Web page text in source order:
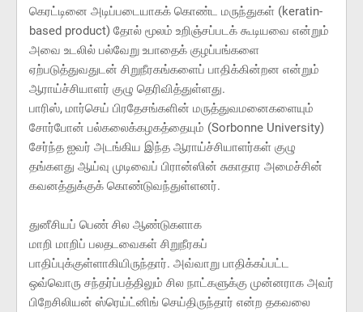
கெரட்டினை அடிப்படையாகக் கொண்ட மருந்துகள் (keratin-
based product) தோல் மூலம் உறிஞ்சப்படக் கூடியவை என்றும்
அவை உடலில் பல்வேறு உபாதைக் குழப்பங்களை
ஏற்படுத்துவதுடன் சிறுநீரகங்களைப் பாதிக்கின்றன என்றும்
ஆராய்ச்சியாளர் குழு தெரிவித்துள்ளது.
பாரிஸ், மார்செய் பிரதேசங்களின் மருத்துவமனைகளையும்
சோர்போன் பல்கலைக்கழகத்தையும் (Sorbonne University)
சேர்ந்த ஐவர் அடங்கிய இந்த ஆராய்ச்சியாளர்கள் குழு
தங்களது ஆய்வு முடிவைப் பிரான்ஸின் சுகாதார அமைச்சின்
கவனத்துக்குக் கொண்டுவந்துள்ளனர்.
துனீசியப் பெண் சில ஆண்டுகளாக
மாறி மாறிப் பலதடவைகள் சிறுநீரகப்
பாதிப்புக்குள்ளாகியிருந்தார். அவ்வாறு பாதிக்கப்பட்ட
ஒவ்வொரு சந்தர்ப்பத்திலும் சில நாட்களுக்கு முன்னராக அவர்
பிறேசிலியன் ஸ்ரெய்ட்னிங் செய்திருந்தார் என்ற தகவலை